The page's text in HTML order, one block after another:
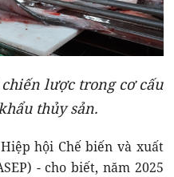
lược trong cơ cấu
thủy sản.
hội Chế biến và xuất
- cho biết, năm 2025